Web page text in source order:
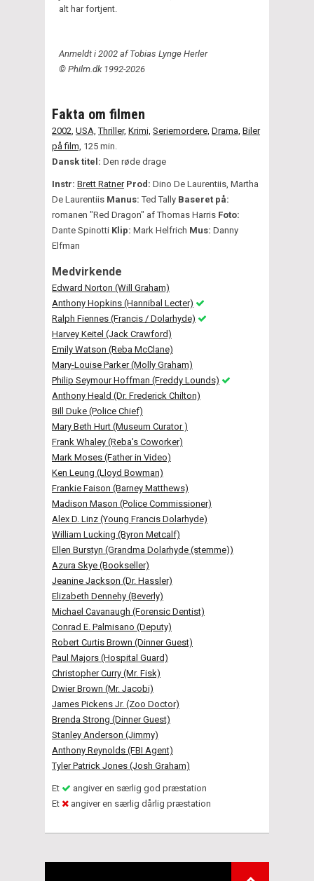
alt har fortjent.
Anmeldt i 2002 af Tobias Lynge Herler
© Philm.dk 1992-2026
Fakta om filmen
2002 USA, Thriller, Krimi, Seriemordere, Drama, Biler
på film, 125 min.
Dansk titel: Den røde drage
Instr: Brett Ratner Prod: Dino De Laurentiis, Martha
De Laurentiis Manus: Ted Tally Baseret på:
romanen "Red Dragon" af Thomas Harris Foto:
Dante Spinotti Klip: Mark Helfrich Mus: Danny
Elfman
Medvirkende
Edward Norton (Will Graham)
Anthony Hopkins (Hannibal Lecter)
Ralph Fiennes (Francis / Dolarhyde)
Harvey Keitel (Jack Crawford)
Emily Watson (Reba McClane)
Mary-Louise Parker (Molly Graham)
Philip Seymour Hoffman (Freddy Lounds)
Anthony Heald (Dr. Frederick Chilton)
Bill Duke (Police Chief)
Mary Beth Hurt (Museum Curator )
Frank Whaley (Reba's Coworker)
Mark Moses (Father in Video)
Ken Leung (Lloyd Bowman)
Frankie Faison (Barney Matthews)
Madison Mason (Police Commissioner)
Alex D. Linz (Young Francis Dolarhyde)
William Lucking (Byron Metcalf)
Ellen Burstyn (Grandma Dolarhyde (stemme))
Azura Skye (Bookseller)
Jeanine Jackson (Dr. Hassler)
Elizabeth Dennehy (Beverly)
Michael Cavanaugh (Forensic Dentist)
Conrad E. Palmisano (Deputy)
Robert Curtis Brown (Dinner Guest)
Paul Majors (Hospital Guard)
Christopher Curry (Mr. Fisk)
Dwier Brown (Mr. Jacobi)
James Pickens Jr. (Zoo Doctor)
Brenda Strong (Dinner Guest)
Stanley Anderson (Jimmy)
Anthony Reynolds (FBI Agent)
Tyler Patrick Jones (Josh Graham)
Et
angiver en særlig god præstation
Et
angiver en særlig dårlig præstation